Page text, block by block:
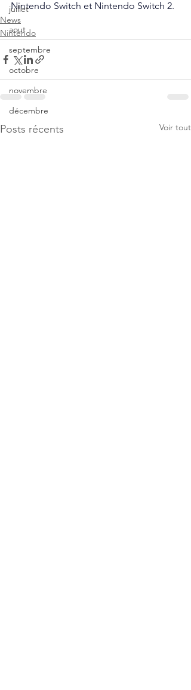
juillet
aout
septembre
octobre
novembre
décembre
Nintendo Switch et Nintendo Switch 2.
News
Nintendo
Posts récents Voir tout